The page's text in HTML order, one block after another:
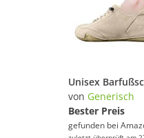
von Generisch
Bester Preis
gefunden bei